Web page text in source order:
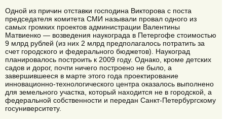
Одной из причин отставки господина Викторова с поста
председателя комитета СМИ называли провал одного из
самых громких проектов администрации Валентины
Матвиенко — возведения наукограда в Петергофе стоимостью
9 млрд рублей (из них 2 млрд предполагалось потратить за
счет городского и федерального бюджетов). Наукоград
планировалось построить к 2009 году. Однако, кроме детских
садов и дорог, почти ничего построено не было, а
завершившееся в марте этого года проектирование
инновационно-технологического центра оказалось выполнено
для земельного участка, который находится не в городской, а
федеральной собственности и передан Санкт-Петербургскому
госуниверситету.